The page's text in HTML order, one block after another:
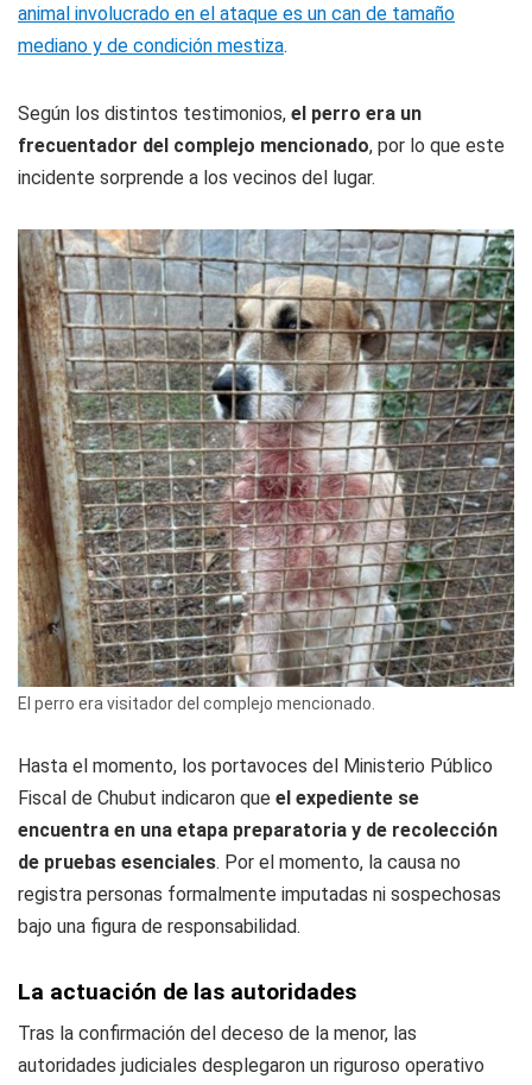
animal involucrado en el ataque es un can de tamaño
mediano y de condición mestiza.
Según los distintos testimonios, el perro era un
frecuentador del complejo mencionado, por lo que este
incidente sorprende a los vecinos del lugar.
El perro era visitador del complejo mencionado.
Hasta el momento, los portavoces del Ministerio Público
Fiscal de Chubut indicaron que el expediente se
encuentra en una etapa preparatoria y de recolección
de pruebas esenciales. Por el momento, la causa no
registra personas formalmente imputadas ni sospechosas
bajo una figura de responsabilidad.
La actuación de las autoridades
Tras la confirmación del deceso de la menor, las
autoridades judiciales desplegaron un riguroso operativo